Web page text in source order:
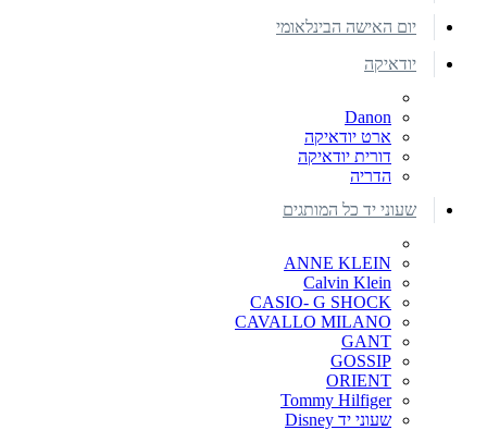
יום האישה הבינלאומי
יודאיקה
Danon
ארט יודאיקה
דורית יודאיקה
הדריה
שעוני יד כל המותגים
ANNE KLEIN
Calvin Klein
CASIO- G SHOCK
CAVALLO MILANO
GANT
GOSSIP
ORIENT
Tommy Hilfiger
שעוני יד Disney